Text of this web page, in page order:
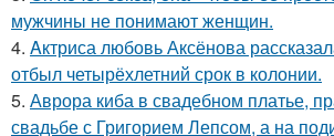
мужчины не понимают женщин.
4. Aктриса любовь Аксёнова
отбыл четырёхлетний срок в колонии.
5. Аврора киба в свадебном платье,
свадьбе с Григорием Лепсом, а на